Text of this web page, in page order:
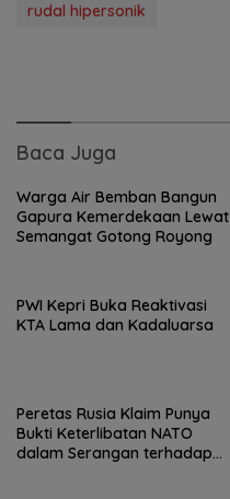
rudal hipersonik
Baca Juga
Warga Air Bemban Bangun
Gapura Kemerdekaan Lewat
Semangat Gotong Royong
PWI Kepri Buka Reaktivasi
KTA Lama dan Kadaluarsa
Peretas Rusia Klaim Punya
Bukti Keterlibatan NATO
dalam Serangan terhadap